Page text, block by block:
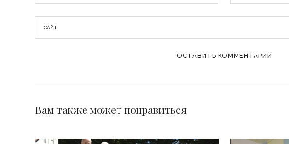
Вам также может понравиться